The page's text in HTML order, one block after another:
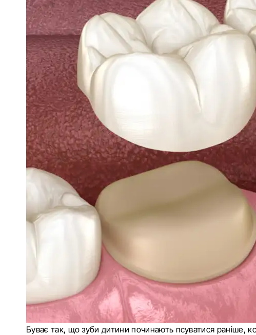
Буває так, що зуби дитини починають псуватися раніше,